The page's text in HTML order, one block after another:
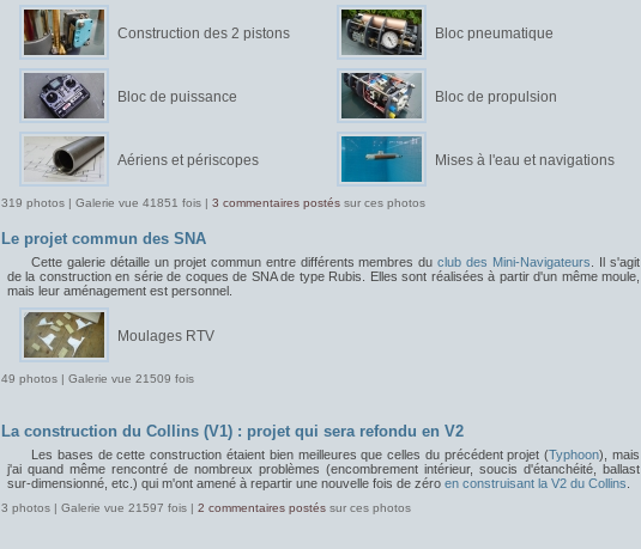
Construction des 2 pistons Bloc pneumatique
Bloc de puissance Bloc de propulsion
Aériens et périscopes Mises à l'eau et navigations
319 photos | Galerie vue 41851 fois | 3 commentaires postés sur ces photos
Le projet commun des SNA
Cette galerie détaille un projet commun entre différents membres duclub des Mini-Navigateurs . Il s'agit
de la construction en série de coques de SNA de type Rubis. Elles sont réalisées à partir d'un même moule,
mais leur aménagement est personnel.
Moulages RTV
49 photos | Galerie vue 21509 fois
La construction du Collins (V1) : projet qui sera refondu en V2
Les bases de cette construction étaient bien meilleures que celles du précédent projet (Typhoon), mais
j'ai quand même rencontré de nombreux problèmes (encombrement intérieur, soucis d'étanchéité, ballast
sur-dimensionné, etc.) qui m'ont amené à repartir une nouvelle fois de zéro en construisant la V2 du Collins
3 photos | Galerie vue 21597 fois | 2 commentaires postés sur ces photos